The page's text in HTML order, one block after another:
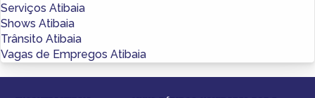
Serviços Atibaia
Shows Atibaia
Trânsito Atibaia
Vagas de Empregos Atibaia